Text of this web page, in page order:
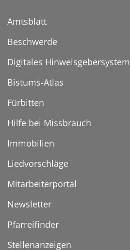
Amtsblatt
Beschwerde
Digitales Hinweisgebersystem
Bistums-Atlas
Fürbitten
Hilfe bei Missbrauch
Immobilien
Liedvorschläge
Mitarbeiterportal
Newsletter
Pfarreifinder
Stellenanzeigen